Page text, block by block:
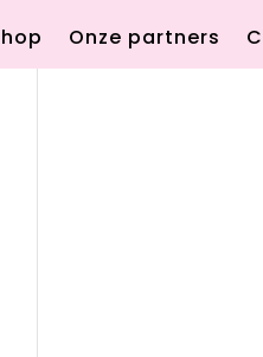
Onze partners